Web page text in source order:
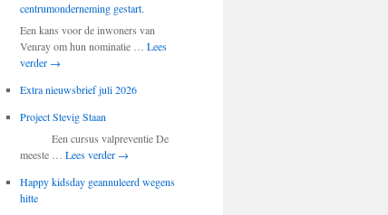
centrumonderneming gestart.
Een kans voor de inwoners van
Venray om hun nominatie … Lees
verder →
Extra nieuwsbrief juli 2026
Project Stevig Staan
Een cursus valpreventie De
meeste … Lees verder →
Happy kidsday geannuleerd wegens
hitte